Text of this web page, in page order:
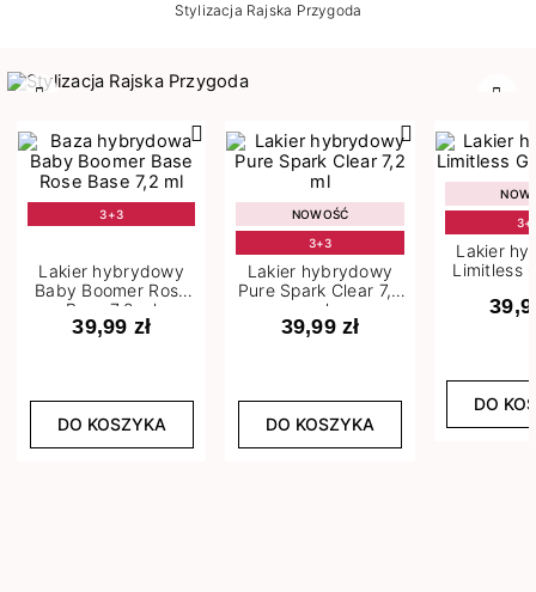
Stylizacja Rajska Przygoda
3+3
Lakier hybrydowy
Baby Boomer Rose
Base 7,2 ml
39,99 zł
DO KOSZYKA
NOWOŚĆ
3+3
Lakier hybrydowy
Pure Spark Clear 7,2
ml
39,99 zł
DO KOSZYKA
Lakier
Limitless
DO